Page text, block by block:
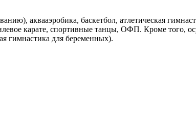
аквааэробика, баскетбол, атлетическая
карате, спортивные танцы, ОФП. Кроме того,
гимнастика для беременных).